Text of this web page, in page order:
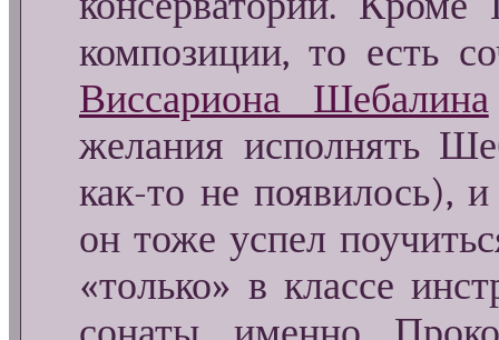
композиции, то есть
Виссариона Шебалина
желания исполнять
как-то не появилось),
он тоже успел
«только» в классе